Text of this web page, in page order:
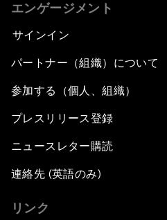
エンゲージメント
サインイン
パートナー（組織）について
参加する（個人、組織）
プレスリリース登録
ニュースレター購読
連絡先 (英語のみ)
リンク